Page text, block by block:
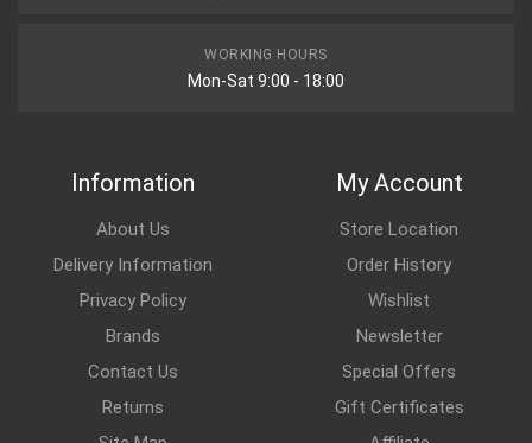
WORKING HOURS
Mon-Sat 9:00 - 18:00
Information
About Us
Delivery Information
Privacy Policy
Brands
Contact Us
Returns
My Account
Store Location
Order History
Wishlist
Newsletter
Special Offers
Gift Certificates